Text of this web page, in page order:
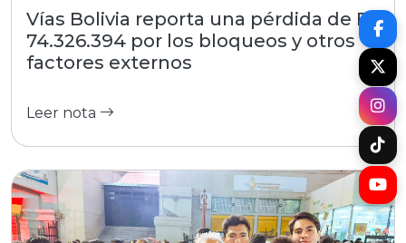
Vías Bolivia reporta una pérdida de Bs
74.326.394 por los bloqueos y otros
factores externos
Leer nota